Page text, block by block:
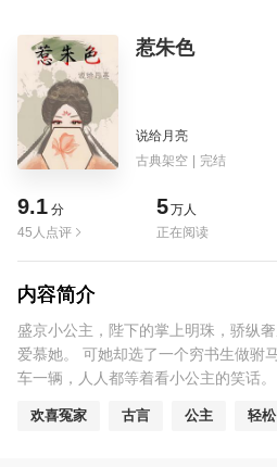
惹朱色
说给月亮
古典架空 | 完结
9.1 分
45人点评
5万人
正在阅读
内容简介
盛京小公主，陛下的掌上明珠，骄纵
爱慕她。 可她却选了一个穷书生做驸
车一辆，人人都等着看小公主的笑话
公主终于得偿所愿，给生父洗雪沉冤
欢喜冤家 古言 公主 轻松